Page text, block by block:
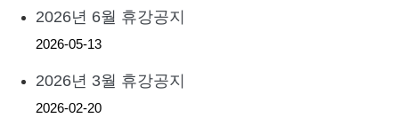
2026년 6월 휴강공지
2026-05-13
2026년 3월 휴강공지
2026-02-20